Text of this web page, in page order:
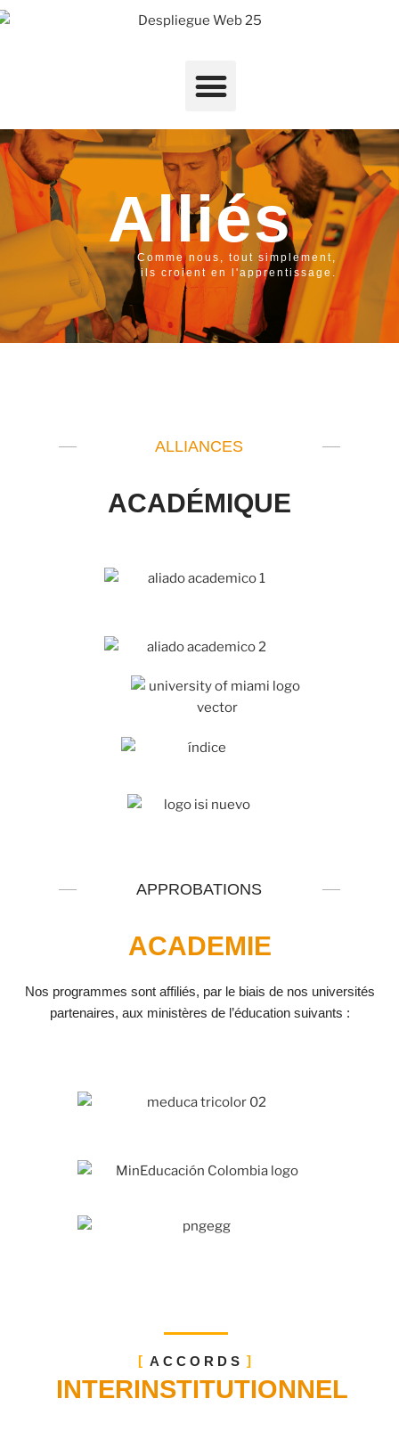
Alliés
Comme nous, tout simplement,
ils croient en l'apprentissage.
ALLIANCES
ACADÉMIQUE
APPROBATIONS
ACADEMIE
Nos programmes sont affiliés, par le biais de nos universités
partenaires, aux ministères de l’éducation suivants :
ACCORDS
INTERINSTITUTIONNEL